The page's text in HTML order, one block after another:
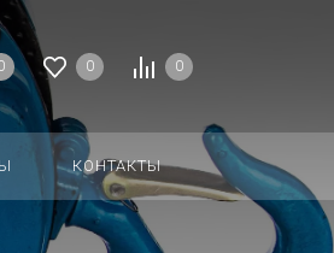
0 0
КОНТАКТЫ